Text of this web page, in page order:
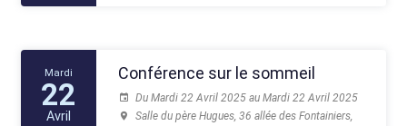
Mardi
22
Avril
Conférence sur le sommeil
Du Mardi 22 Avril 2025 au Mardi 22 Avril 2025
Salle du père Hugues, 36 allée des Fontainiers,